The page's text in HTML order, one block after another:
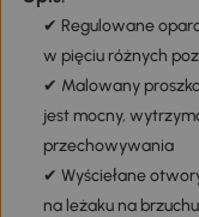
✔ Regulowane
w pięciu różnych
✔ Malowany
jest mocny,
przechowywania
✔ Wyściełane
na leżaku na